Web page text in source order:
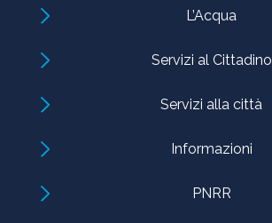
L’Acqua
Servizi al Cittadino
Servizi alla città
Informazioni
PNRR